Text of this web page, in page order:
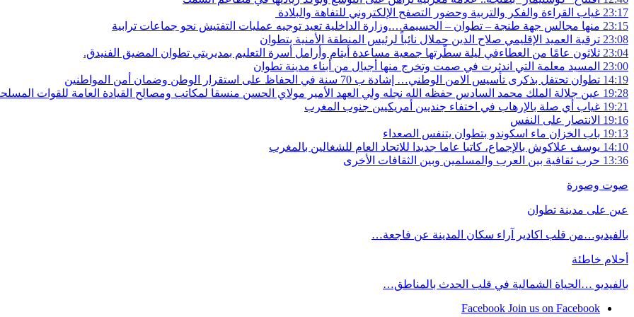
23:17 غياب القراءة والفكر والتربية وحضور التصفح الإلكتروني للتفاهة والبلادة
23:15 منها مجالس جهة طنجة – تطوان – الحسيمة….وزارة الداخلية تعيد توجيه عمليات التفتيش نحو جماعات ترابية
23:08 ترقية العميد الإقليمي صلاح الدين حملال نائباً لرئيس المنطقة الأمنية بتطوان
23:04 ثلاثون عامًا من العطاءفي ليلة سطّرتها جمعية مساعدة أيتام وأرامل أسرة التعليم بمديريتي تطوان المضيق الفنيدق.
23:00 المسيد معلمة التي اندثرت في صمت وتخرج منها أجيال من أبناء مدينة تطوان
14:19 تطوان تحتفل بذكرى تأسيس الامن الوطني… إشادة ب 70 سنة في الحفاظ على استقرار الوطن وضمان أمن المواطنين
19:28 عين جلالة الملك محمد السادس حفظه الله نجله ولي العهد الأمير مولاي الحسن منسقا لمكاتب ومصالح القيادة العامة للقوات
19:21 غياب أي صلة بالإرهاب في اختفاء جنديين أمريكيين جنوب المغرب
19:16 الانتصار على النفس
19:13 باب الخزان ماء اسكوندو بتطوان يتنفس الصعداء
14:10 يوسف علاكوش بالإجماع، كاتبا عاما جديدا للاتحاد العام للشغالين بالمغرب
13:36 حرب ثقافية بين العرب والمسلمين وبين الثقافات الأخرى
صوت وصورة
عين على مدينة تطوان
بالفيديو…من قلب اكادير آراء سكان المدينة عن فاجعة…
أحلام خاطئة
بالفيديو …الحياة الشمالية في قلب الحدث بالمناطق…
Facebook Join us on Facebook